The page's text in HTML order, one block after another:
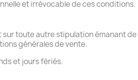
et irrévocable de ces conditions.
toute autre stipulation émanant de
générales de vente.
et jours fériés.